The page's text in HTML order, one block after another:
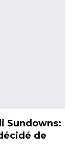
Sundowns:
de